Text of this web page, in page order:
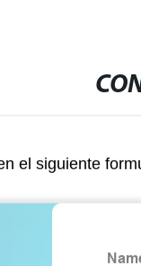
el siguiente